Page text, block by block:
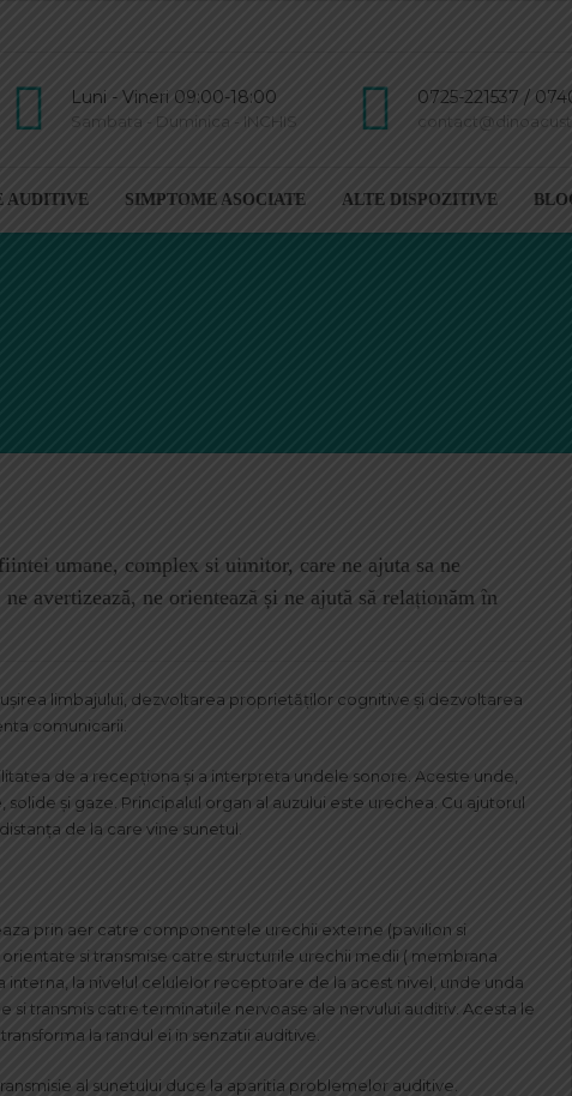
Luni - Vineri 09:00-18:00
Sambata - Duminica - INCHIS
0725-221537 /
AUDITIVE SIMPTOME ASOCIATE ALTE DISPOZITIVE
umane, complex si uimitor, care ne ajuta sa ne
avertizează, ne orientează și ne ajută să relaționăm în
limbajului, dezvoltarea proprietăţilor cognitive şi dezvoltarea
comunicarii.
de a recepționa și a interpreta undele sonore. Aceste unde,
și gaze. Principalul organ al auzului este urechea. Cu ajutorul
de la care vine sunetul.
prin aer catre componentele urechii externe (pavilion si
si transmise catre structurile urechii medii ( membrana
la nivelul celulelor receptoare de la acest nivel, unde unda
si transmis catre terminatiile nervoase ale nervului auditiv. Acesta le
la randul ei in senzatii auditive.
al sunetului duce la aparitia problemelor auditive.